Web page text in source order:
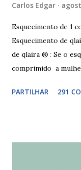
Carlos Edgar
Esquecimento de 1
Esquecimento de
de qlaira ® : Se o
comprimido a
comprimido(s)
PARTILHAR 291